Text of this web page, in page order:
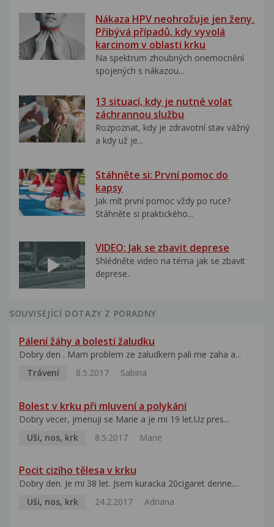
Nákaza HPV neohrožuje jen ženy.
Přibývá případů, kdy vyvolá
karcinom v oblasti krku
Na spektrum zhoubných onemocnění
spojených s nákazou...
13 situací, kdy je nutné volat
záchrannou službu
Rozpoznat, kdy je zdravotní stav vážný
a kdy už je...
Stáhněte si: První pomoc do
kapsy
Jak mít první pomoc vždy po ruce?
Stáhněte si praktického...
VIDEO: Jak se zbavit deprese
Shlédněte video na téma jak se zbavit
deprese..
SOUVISEJÍCÍ DOTAZY Z PORADNY
Pálení žáhy a bolestí žaludku
Dobry den . Mam problem ze zaludkem pali me zaha a...
Trávení
8.5.2017 Sabina
Bolest v krku při mluvení a polykání
Dobry vecer, jmenuji se Marie a je mi 19 let.Uz pres...
Uši, nos, krk
8.5.2017 Marie
Pocit cizího tělesa v krku
Dobry den. Je mi 38 let. Jsem kuracka 20cigaret denne....
Uši, nos, krk
24.2.2017 Adriana